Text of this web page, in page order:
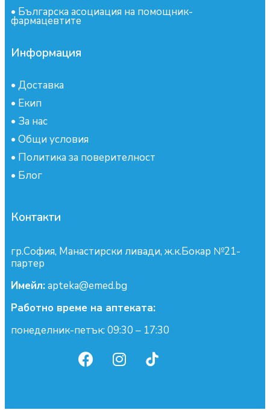
• Българска асоциация на помощник-
фармацевтите
Информация
• Доставка
• Екип
• За нас
• Общи условия
• Политика за поверителност
• Блог
Контакти
гр.София, Манастирски ливади, ж.к.Бокар №21-
партер
Имейл:apteka@emed.bg
Работно време на аптеката:
понеделник-петък: 09:30 – 17:30